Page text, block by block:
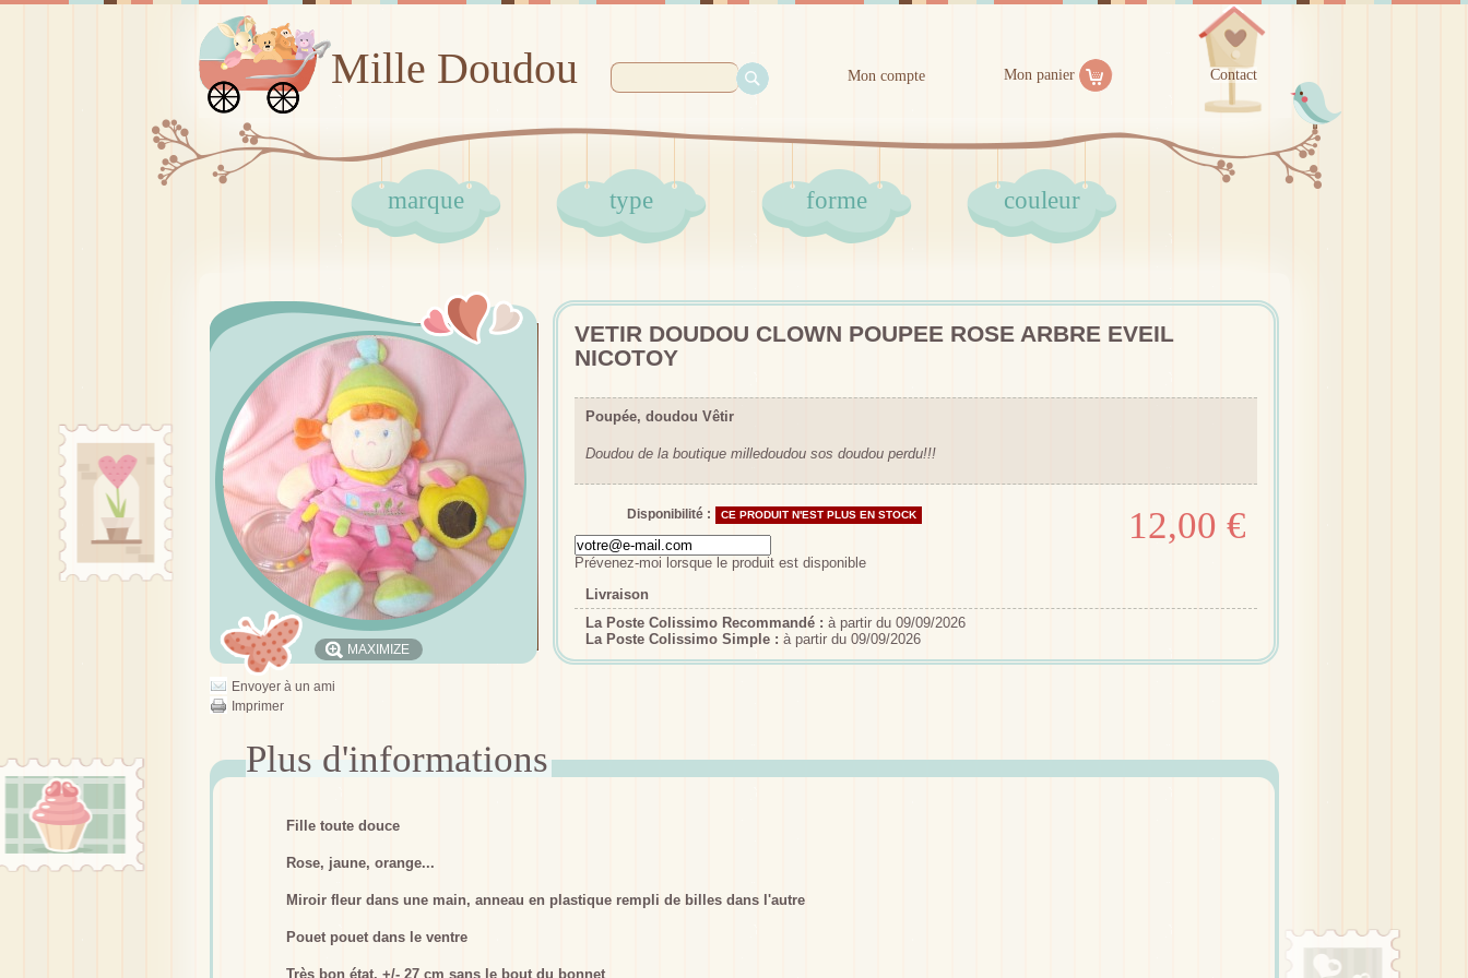
Mille Doudou Mon compte Mon panier Contact
marque type forme couleur
MAXIMIZE
Envoyer à un ami
Imprimer
VETIR DOUDOU CLOWN POUPEE ROSE ARBRE EVEIL
NICOTOY
Poupée, doudou Vêtir
Doudou de la boutique milledoudou sos doudou perdu!!!
Disponibilité : CE PRODUIT N'EST PLUS EN STOCK
Prévenez-moi lorsque le produit est disponible
12,00 €
Livraison
La Poste Colissimo Recommandé : à partir du 09/09/2026
La Poste Colissimo Simple : à partir du 09/09/2026
Fille toute douce
Rose, jaune, orange...
Miroir fleur dans une main, anneau en plastique rempli de billes dans l'autre
Pouet pouet dans le ventre
Très bon état, +/- 27 cm sans le bout du bonnet